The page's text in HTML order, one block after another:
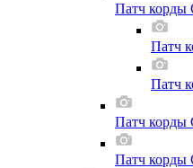
Патч корды
Патч
Патч
Патч корды
Патч корды